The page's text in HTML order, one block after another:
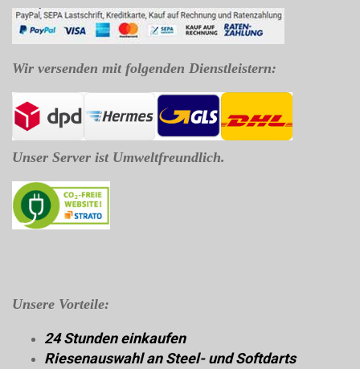
Wir versenden mit folgenden Dienstleistern:
Unser Server ist Umweltfreundlich.
Unsere Vorteile:
24 Stunden einkaufen
Riesenauswahl an Steel- und Softdarts